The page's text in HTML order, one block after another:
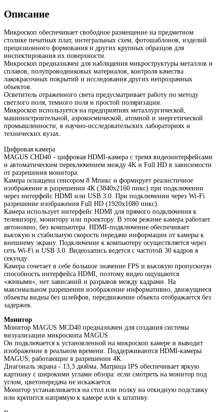
Описание
Микроскоп обеспечивает свободное размещение на предметном
столике печатных плат, интегральных схем, фотошаблонов, изделий
прецизионного формования и других крупных образцов для
инспектирования их поверхности.
Микроскоп предназначен для наблюдения микроструктуры металлов и
сплавов, полупроводниковых материалов, контроля качества
лакокрасочных покрытий и исследования других непрозрачных
объектов.
Осветитель отраженного света предусматривает работу по методу
светлого поля, темного поля и простой поляризации.
Микроскоп используется на предприятиях металлургической,
машиностроительной, аэрокосмической, атомной и энергетической
промышленности, в научно-исследовательских лабораториях и
технических вузах.
Цифровая камера
MAGUS CHD40 - цифровая HDMI-камера с тремя видеоинтерфейсами
и автоматическим переключением между 4K и Full HD в зависимости
от разрешения монитора.
Камера оснащена сенсором 8 Мпикс и формирует реалистичное
изображение в разрешении 4К (3840x2160 пикс) при подключении
через интерфейс HDMI или USB 3.0. При подключении через Wi-Fi
разрешение изображения Full HD (1920x1080 пикс).
Камера использует интерфейс HDMI для прямого подключения к
телевизору, монитору или проектору. В этом режиме камера работает
автономно, без компьютера. HDMI-подключение обеспечивает
высокую и стабильную скорость передачи информации от камеры к
внешнему экрану. Подключение к компьютеру осуществляется через
сеть Wi-Fi и USB 3.0. Видеозапись ведется с частотой 30 кадров в
секунду.
Камера сочетает в себе большое значение FPS и высокую пропускную
способность интерфейса HDMI, поэтому видео ощущаются
«живыми», нет зависаний и разрывов между кадрами. На
максимальном разрешении изображение информативно, движущиеся
объекты видны без шлейфов, передвижение объекта отображается без
задержек.
Монитор
Монитор MAGUS MCD40 предназначен для создания системы
визуализации микроскопа MAGUS .
Он подключается к установленной на микроскоп камере и выводит
изображение в реальном времени. Поддерживаются HDMI-камеры
MAGUS, работающие в разрешении 4К.
Диагональ экрана - 13,3 дюйма. Матрица IPS обеспечивает яркую
картинку с широкими углами обзора: если смотреть на монитор под
углом, цветопередача не искажается.
Монитор устанавливается на стол или полку на откидную подставку
или крепится напрямую к камере или к штативу.